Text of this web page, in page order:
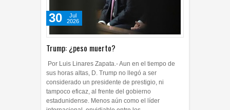
Trump: ¿peso muerto?
30
Jul
2026
Por Luis Linares Zapata.- Aun en el tiempo de
sus horas altas, D. Trump no llegó a ser
considerado un presidente de prestigio, ni
tampoco eficaz, al frente del gobierno
estadunidense. Menos aún como el líder